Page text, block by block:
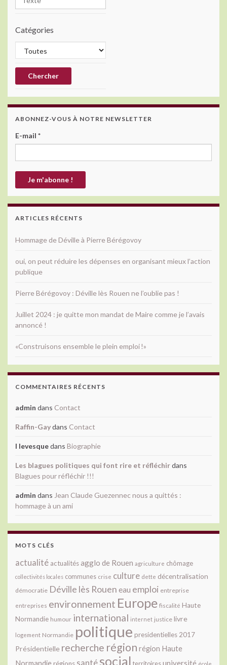
Catégories
ABONNEZ-VOUS À NOTRE NEWSLETTER
E-mail *
ARTICLES RÉCENTS
Hommage de Déville à Pierre Bérégovoy
oui, on peut réduire les dépenses en organisant mieux l’action
publique
Pierre Bérégovoy : Déville lès Rouen ne l’oublie pas !
Juillet 2024 : je quitte mon mandat de Maire comme je l’avais
annoncé !
«Construisons ensemble le plein emploi !»
COMMENTAIRES RÉCENTS
admin dans Contact
Raffin-Gaydans Contact
l levesquedans Biographie
Les blagues politiques qui font rire et réfléchirdans
Blagues pour réfléchir !!!
admin dans Jean Claude Guezennec nous a quittés :
hommage à un ami
MOTS CLÉS
actualité actualitésagglo de Rouen agriculture chômage
collectivités locales communes crise culture dette décentralisation
démocratie Déville lès Rouen eau emploi entreprise
entreprises environnement Europe fiscalité Haute
Normandie humour international internet justice livre
logement Normandie politique presidentielles 2017
Présidentielle recherche région région Haute
Normandie
santésocial université école